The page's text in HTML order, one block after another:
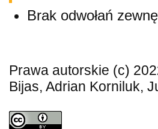
Brak odwołań
Prawa autorskie (c)
Bijas, Adrian Korniluk,